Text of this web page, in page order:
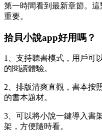
第一時間看到最新章節。
重要。
拾貝小說app好用嗎？
1、支持聽書模式，用戶可
的閱讀體驗。
2、排版清爽直觀，書本按
的書本題材。
3、可以將小說一鍵導入書
架，方便隨時看。